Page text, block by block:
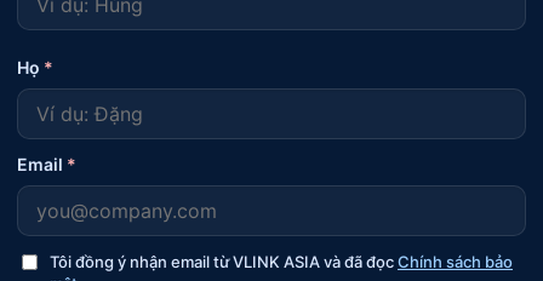
Họ *
Email *
Tôi đồng ý nhận email từ VLINK ASIA và đã đọcChính sách bảo